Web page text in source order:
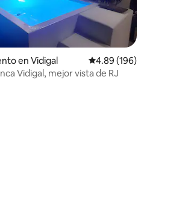
de 5, 181 reseñas
en Vidigal Calificación promedio:
4.89 (196)
Vidigal, mejor vista de RJ